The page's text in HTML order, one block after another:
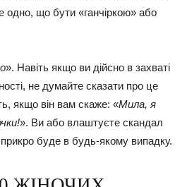
одно, що бути «ганчіркою» або
». Навіть якщо ви дійсно в захваті
не думайте сказати про це
якщо він вам скаже: «Мила, я
». Ви або влаштуєте скандал
буде в будь-якому випадку.